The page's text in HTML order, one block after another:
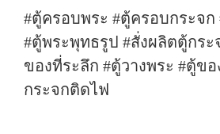
#ตู้ครอบพระ #ตู้ครอบกระจก
#ตู้พระพุทธรูป #สั่งผลิตตู้กร
ของที่ระลึก #ตู้วางพระ #ตู้ข
กระจกติดไฟ